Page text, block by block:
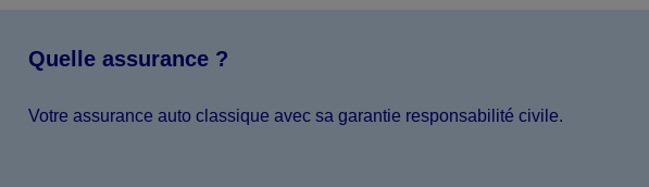
Quelle assurance ?
Votre assurance auto classique avec sa garantie responsabilité civile.